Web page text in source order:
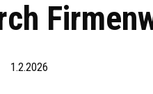
1.2.2026